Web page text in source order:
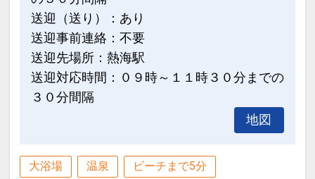
設定期間：2026年4月1日～2027年3月
31日
インターネットコース番号：DP-1-
17266258
ここがポイント！
●おとな、こどもＡ・Ｂにアタミロープ
ウェイ往復乗車代金割引券付♪ ※滞在中
１回
※休業日は除く（不定期）
●オーシャンスパ「Ｆｕｕａ」入館券
※１８歳未満は保護者同伴、０～３歳の
送迎（送り）：あり
送迎事前連絡：不要
送迎先場所：熱海駅
送迎対応時間：０９時～１１時３０分までの
３０分間隔
地図
大浴場 温泉 ビーチまで5分